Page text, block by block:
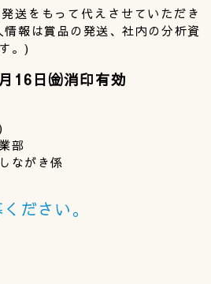
送をもって代えさせていただき
報は賞品の発送、社内の分析資
。)
16日㈮消印有効
)
部
ながき係
ださい。